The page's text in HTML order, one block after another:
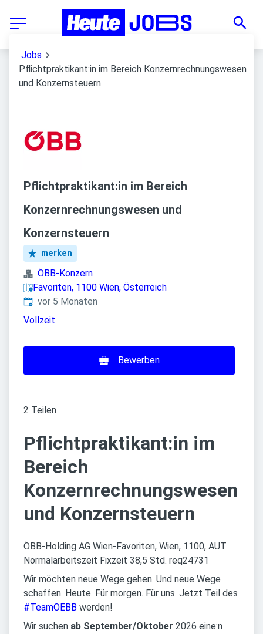
Jobs
Pflichtpraktikant:in im Bereich Konzernrechnungswesen
und Konzernsteuern
Pflichtpraktikant:in im Bereich
Konzernrechnungswesen und
Konzernsteuern
merken
ÖBB-Konzern
Favoriten, 1100 Wien, Österreich
Veröffentlicht:
vor 5 Monaten
Vollzeit
Bewerben
2 Teilen
Pflichtpraktikant:in im
Bereich
Konzernrechnungswesen
und Konzernsteuern
ÖBB-Holding AG Wien-Favoriten, Wien, 1100, AUT
Normalarbeitszeit Fixzeit 38,5 Std. req24731
Wir möchten neue Wege gehen. Und neue Wege
schaffen. Heute. Für morgen. Für uns. Jetzt Teil des
#TeamOEBB werden!
Wir suchen ab September/Oktober 2026 eine:n